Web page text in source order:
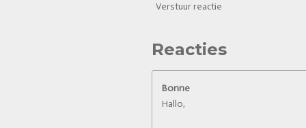
Verstuur reactie
Reacties
Bonne
Hallo,